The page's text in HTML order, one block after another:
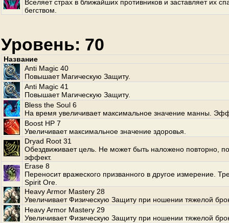
Вселяет страх в ближайших противников и заставляет их
бегством.
Уровень: 70
Название
Anti Magic 40
Повышает Магическую Защиту.
Anti Magic 41
Повышает Магическую Защиту.
Bless the Soul 6
На время увеличивает максимальное значение манны.
Boost HP 7
Увеличивает максимальное значение здоровья.
Dryad Root 31
Обездвиживает цель. Не может быть наложено повторно,
эффект.
Erase 8
Переносит вражеского призванного в другое измерение.
Spirit Ore.
Heavy Armor Mastery 28
Увеличивает Физическую Защиту при ношении тяжелой
Heavy Armor Mastery 29
Увеличивает Физическую Защиту при ношении тяжелой